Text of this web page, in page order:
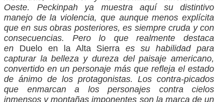
Oeste. Peckinpah ya muestra aquí su distintivo
manejo de la violencia, que aunque menos explícita
que en sus obras posteriores, es siempre cruda y con
consecuencias. Pero lo que realmente destaca
en Duelo en la Alta Sierraes su habilidad para
capturar la belleza y dureza del paisaje americano,
convertido en un personaje más que refleja el estado
de ánimo de los protagonistas. Los contra-picados
que enmarcan a los personajes contra cielos
inmensos y montañas imponentes son la marca de un